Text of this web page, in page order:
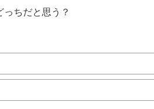
ちだと思う？